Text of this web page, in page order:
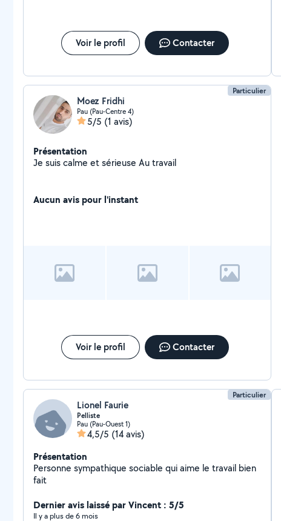
Voir le profil Contacter
Particulier
Moez Fridhi
Pau (Pau-Centre 4)
5/5 (1 avis)
Présentation
Je suis calme et sérieuse Au travail
Aucun avis pour l'instant
Voir le profil Contacter
Particulier
Lionel Faurie
Pelliste
Pau (Pau-Ouest 1)
4,5/5 (14 avis)
Présentation
Personne sympathique sociable qui aime le travail bien
fait
Dernier avis laissé par Vincent : 5/5
Il y a plus de 6 mois